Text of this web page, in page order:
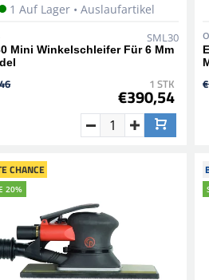
1 Auf Lager • Auslaufartikel
SML30
Mini Winkelschleifer Für 6 Mm
1 STK
€390,54
CHANCE
20%